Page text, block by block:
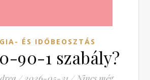
ÉS IDŐBEOSZTÁS
90-1 szabály?